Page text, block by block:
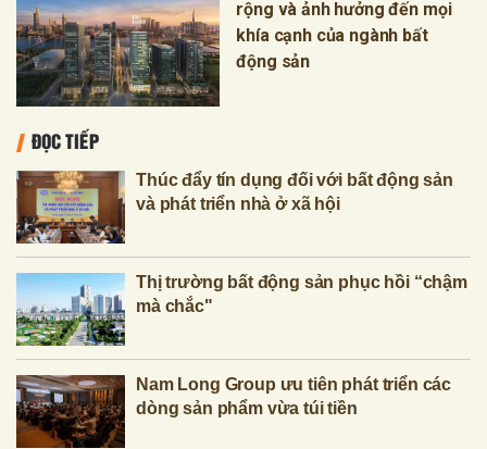
rộng và ảnh hưởng đến mọi
khía cạnh của ngành bất
động sản
ĐỌC TIẾP
Thúc đẩy tín dụng đối với bất động sản
và phát triển nhà ở xã hội
Thị trường bất động sản phục hồi “chậm
mà chắc"
Nam Long Group ưu tiên phát triển các
dòng sản phẩm vừa túi tiền